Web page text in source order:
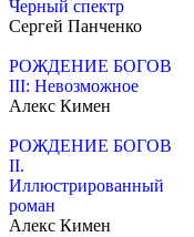
Черный спектр
Сергей Панченко
РОЖДЕНИЕ БОГОВ
III: Невозможное
Алекс Кимен
РОЖДЕНИЕ БОГОВ
II.
Иллюстрированный
роман
Алекс Кимен